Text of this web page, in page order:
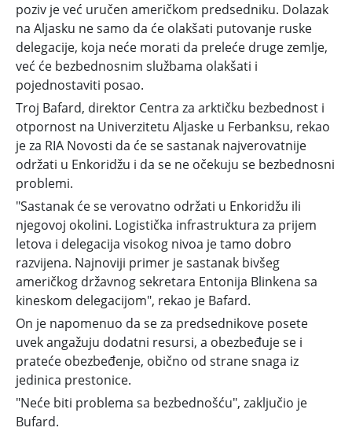
poziv je već uručen američkom predsedniku. Dolazak
na Aljasku ne samo da će olakšati putovanje ruske
delegacije, koja neće morati da preleće druge zemlje,
već će bezbednosnim službama olakšati i
pojednostaviti posao.
Troj Bafard, direktor Centra za arktičku bezbednost i
otpornost na Univerzitetu Aljaske u Ferbanksu, rekao
je za RIA Novosti da će se sastanak najverovatnije
održati u Enkoridžu i da se ne očekuju se bezbednosni
problemi.
"Sastanak će se verovatno održati u Enkoridžu ili
njegovoj okolini. Logistička infrastruktura za prijem
letova i delegacija visokog nivoa je tamo dobro
razvijena. Najnoviji primer je sastanak bivšeg
američkog državnog sekretara Entonija Blinkena sa
kineskom delegacijom", rekao je Bafard.
On je napomenuo da se za predsednikove posete
uvek angažuju dodatni resursi, a obezbeđuje se i
prateće obezbeđenje, obično od strane snaga iz
jedinica prestonice.
"Neće biti problema sa bezbednošću", zaključio je
Bufard.